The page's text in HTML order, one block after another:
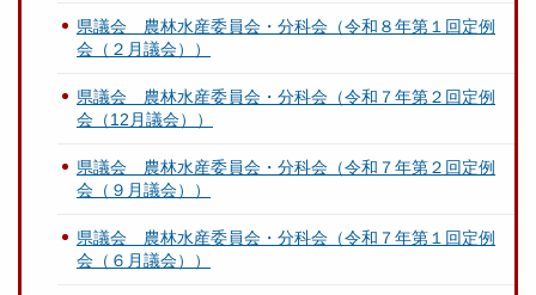
県議会 農林水産委員会・分科会（令和８年第１回定例
会（２月議会））
県議会 農林水産委員会・分科会（令和７年第２回定例
会（12月議会））
県議会 農林水産委員会・分科会（令和７年第２回定例
会（９月議会））
県議会 農林水産委員会・分科会（令和７年第１回定例
会（６月議会））